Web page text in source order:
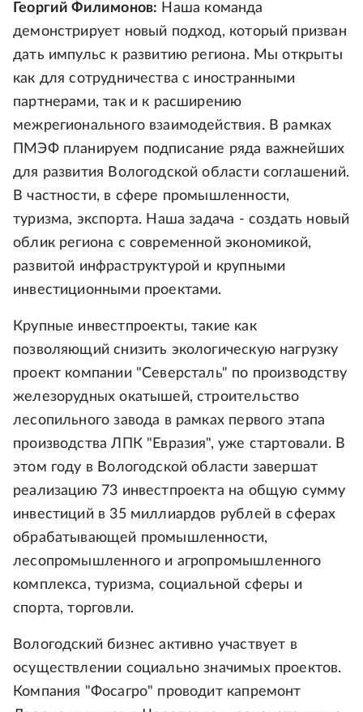
Георгий Филимонов: Наша команда
демонстрирует новый подход, который призван
дать импульс к развитию региона. Мы открыты
как для сотрудничества с иностранными
партнерами, так и к расширению
межрегионального взаимодействия. В рамках
ПМЭФ планируем подписание ряда важнейших
для развития Вологодской области соглашений.
В частности, в сфере промышленности,
туризма, экспорта. Наша задача - создать новый
облик региона с современной экономикой,
развитой инфраструктурой и крупными
инвестиционными проектами.
Крупные инвестпроекты, такие как
позволяющий снизить экологическую нагрузку
проект компании "Северсталь" по производству
железорудных окатышей, строительство
лесопильного завода в рамках первого этапа
производства ЛПК "Евразия", уже стартовали. В
этом году в Вологодской области завершат
реализацию 73 инвестпроекта на общую сумму
инвестиций в 35 миллиардов рублей в сферах
обрабатывающей промышленности,
лесопромышленного и агропромышленного
комплекса, туризма, социальной сферы и
спорта, торговли.
Вологодский бизнес активно участвует в
осуществлении социально значимых проектов.
Компания "Фосагро" проводит капремонт